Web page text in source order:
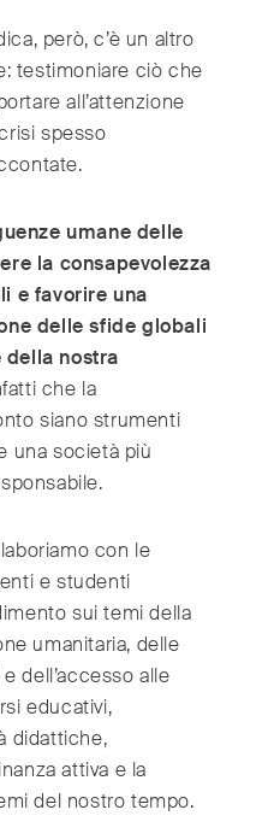
però, c’è un altro
testimoniare ciò che
all’attenzione
spesso
umane delle
la consapevolezza
e favorire una
delle sfide globali
della nostra
che la
siano strumenti
una società più
con le
e studenti
sui temi della
umanitaria, delle
dell’accesso alle
educativi,
didattiche,
attiva e la
del nostro tempo.
ာစာ)
English)